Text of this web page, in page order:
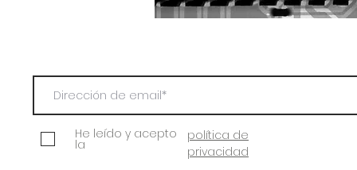
He leído y acepto
la
política de
privacidad